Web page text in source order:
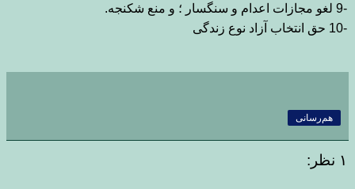
-9
لغو مجازات اعدام و سنگسار ؛ و منع شکنجه.
-10
حق انتخاب آزاد نوع زندگی
هم‌رسانی
۱ نظر: